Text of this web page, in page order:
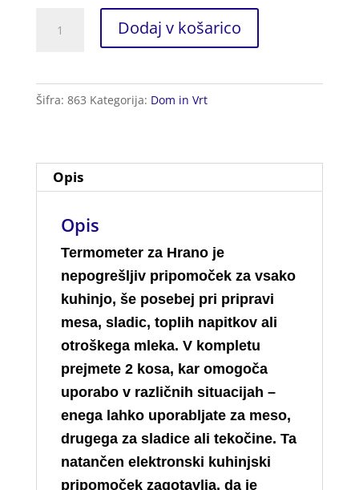
2kos.
količina
Dodaj v košarico
Šifra: 863 Kategorija: Dom in Vrt
Opis
Opis
Termometer za Hrano je
nepogrešljiv pripomoček za vsako
kuhinjo, še posebej pri pripravi
mesa, sladic, toplih napitkov ali
otroškega mleka. V kompletu
prejmete 2 kosa, kar omogoča
uporabo v različnih situacijah –
enega lahko uporabljate za meso,
drugega za sladice ali tekočine. Ta
natančen elektronski kuhinjski
pripomoček zagotavlja, da je